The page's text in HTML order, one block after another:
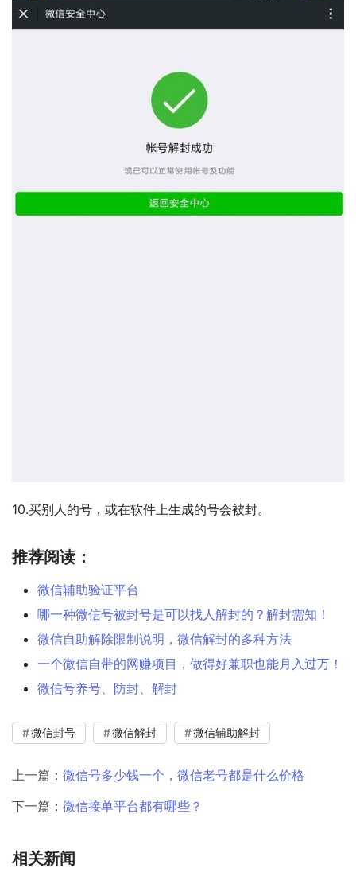
10.买别人的号，或在软件上生成的号会被封。
推荐阅读：
微信辅助验证平台
哪一种微信号被封号是可以找人解封的？解封需知！
微信自助解除限制说明，微信解封的多种方法
一个微信自带的网赚项目，做得好兼职也能月入过万！
微信号养号、防封、解封
微信封号 微信解封 微信辅助解封
上一篇： 微信号多少钱一个，微信老号都是什么价格
下一篇： 微信接单平台都有哪些？
相关新闻